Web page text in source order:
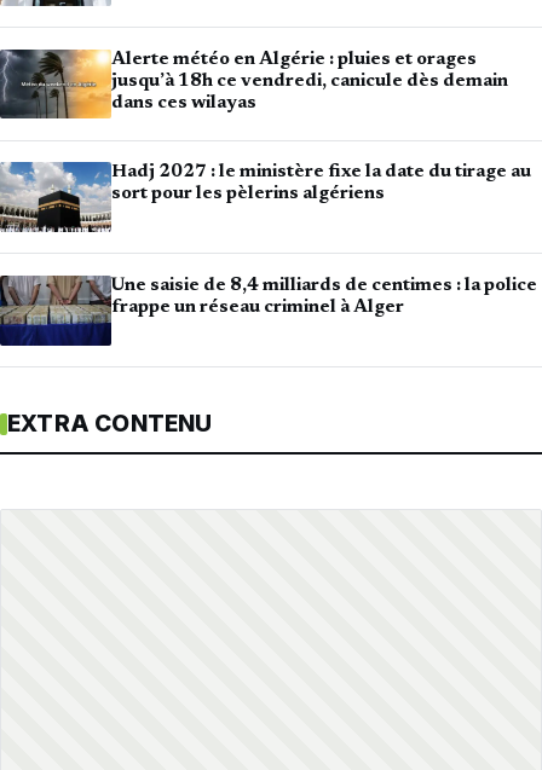
Alerte météo en Algérie : pluies et orages
jusqu’à 18h ce vendredi, canicule dès demain
dans ces wilayas
Hadj 2027 : le ministère fixe la date du tirage au
sort pour les pèlerins algériens
Une saisie de 8,4 milliards de centimes : la police
frappe un réseau criminel à Alger
EXTRA CONTENU